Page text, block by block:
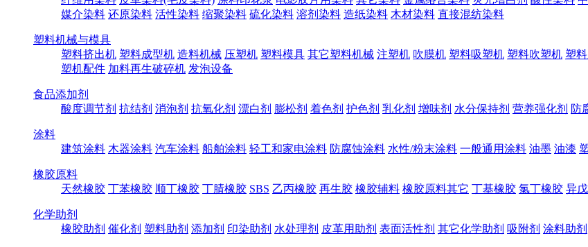
媒介染料 还原染料 活性染料 缩聚染料 硫化染料 溶剂染料 造纸染料 木材染料 直接混纺染料
塑料机械与模具
塑料挤出机 塑料成型机 造料机械 压塑机 塑料模具 其它塑料机械 注塑机 吹膜机 塑料吸塑机 塑料吹塑机 塑
塑机配件 加料再生破碎机 发泡设备
食品添加剂
酸度调节剂 抗结剂 消泡剂 抗氧化剂 漂白剂 膨松剂 着色剂 护色剂 乳化剂 增味剂 水分保持剂 营养强化剂 防
涂料
建筑涂料 木器涂料 汽车涂料 船舶涂料 轻工和家电涂料 防腐蚀涂料 水性/粉末涂料 一般通用涂料 油墨 油漆
橡胶原料
天然橡胶 丁苯橡胶 顺丁橡胶 丁腈橡胶 SBS 乙丙橡胶 再生胶 橡胶辅料 橡胶原料其它 丁基橡胶 氯丁橡胶 异
化学助剂
橡胶助剂 催化剂 塑料助剂 添加剂 印染助剂 水处理剂 皮革用助剂 表面活性剂 其它化学助剂 吸附剂 涂料助剂